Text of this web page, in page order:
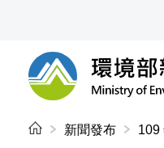
環境部新
新聞發布 109